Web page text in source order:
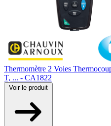
Thermomètre 2 Voies
T, ... - CA1822
Voir le produit